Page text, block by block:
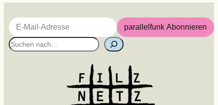
E-Mail-Adresse
parallelfunk Abonnieren
S
u